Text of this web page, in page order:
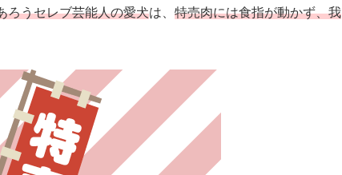
ろうセレブ芸能人の愛犬は、 特売肉には食指が動かず、我